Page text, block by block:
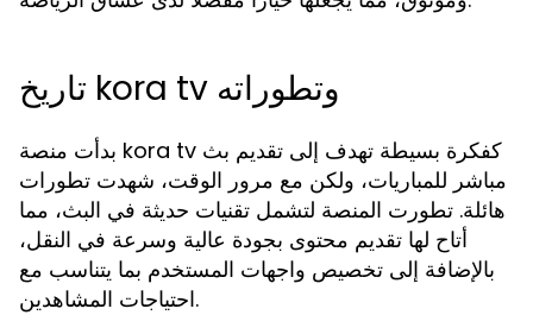
تاريخ kora tv وتطوراته
بدأت منصة kora tv كفكرة بسيطة تهدف إلى تقديم بث
مباشر للمباريات، ولكن مع مرور الوقت، شهدت تطورات
هائلة. تطورت المنصة لتشمل تقنيات حديثة في البث، مما
أتاح لها تقديم محتوى بجودة عالية وسرعة في النقل،
بالإضافة إلى تخصيص واجهات المستخدم بما يتناسب مع
احتياجات المشاهدين.